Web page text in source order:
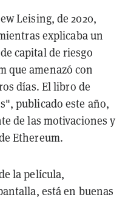
Leising, de 2020,
explicaba un
capital de riesgo
que amenazó con
días. El libro de
publicado este año,
de las motivaciones y
Ethereum.
la película,
está en buenas